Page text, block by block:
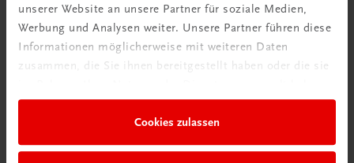
unserer Website an unsere Partner für soziale Medien,
Werbung und Analysen weiter. Unsere Partner führen diese
Informationen möglicherweise mit weiteren Daten
zusammen, die Sie ihnen bereitgestellt haben oder die sie
Cookies zulassen